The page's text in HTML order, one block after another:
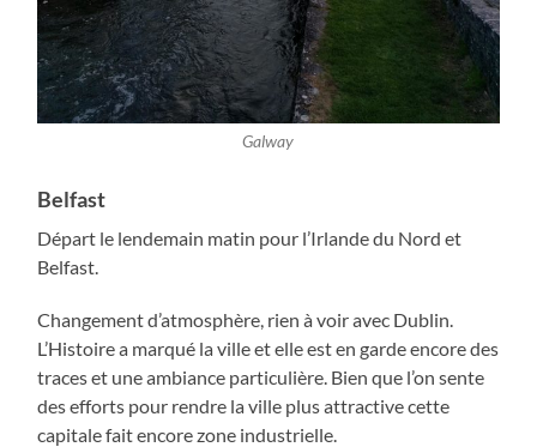
Galway
Belfast
Départ le lendemain matin pour l’Irlande du Nord et
Belfast.
Changement d’atmosphère, rien à voir avec Dublin.
L’Histoire a marqué la ville et elle est en garde encore des
traces et une ambiance particulière. Bien que l’on sente
des efforts pour rendre la ville plus attractive cette
capitale fait encore zone industrielle.